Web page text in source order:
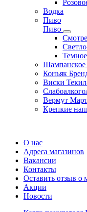
Водка
Пиво
Пиво
Темное
Шампанское
Коньяк
Виски
Вермут
Крепкие
О нас
Адреса магазинов
Вакансии
Контакты
Оставить отзыв о
Акции
Новости